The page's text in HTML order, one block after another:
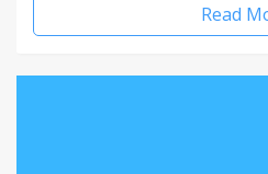
Read